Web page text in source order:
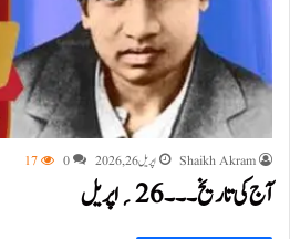
Shaikh Akram اپریل 26, 2026 0
17
آج کی تاریخ۔۔۔26؍اپریل